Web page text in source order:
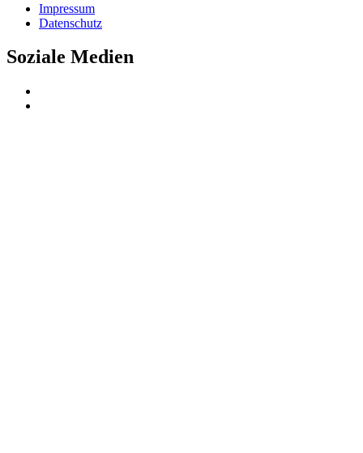
Impressum
Datenschutz
Soziale Medien